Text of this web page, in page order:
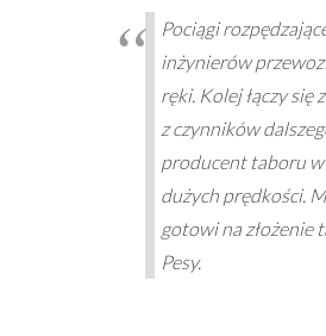
Pociągi
inżynierów
ręki. Kolej łączy
z czynników
producent taboru w
dużych prędkości.
gotowi na złożenie
Pesy.